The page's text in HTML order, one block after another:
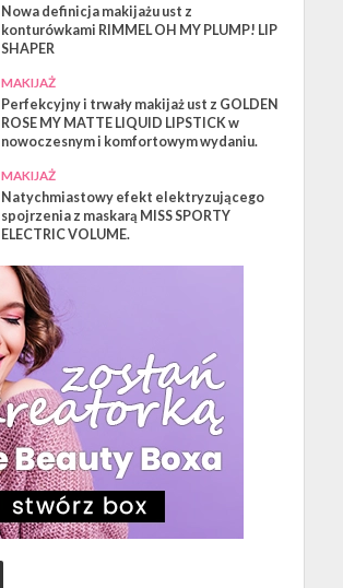
Nowa definicja makijażu ust z
konturówkami RIMMEL OH MY PLUMP! LIP
SHAPER
MAKIJAŻ
Perfekcyjny i trwały makijaż ust z GOLDEN
ROSE MY MATTE LIQUID LIPSTICK w
nowoczesnym i komfortowym wydaniu.
MAKIJAŻ
Natychmiastowy efekt elektryzującego
spojrzenia z maskarą MISS SPORTY
ELECTRIC VOLUME.